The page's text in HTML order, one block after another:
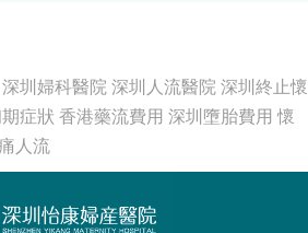
深圳婦科醫院深圳人流醫院深圳終止懷
症狀 香港藥流費用 深圳墮胎費用 懷
人流